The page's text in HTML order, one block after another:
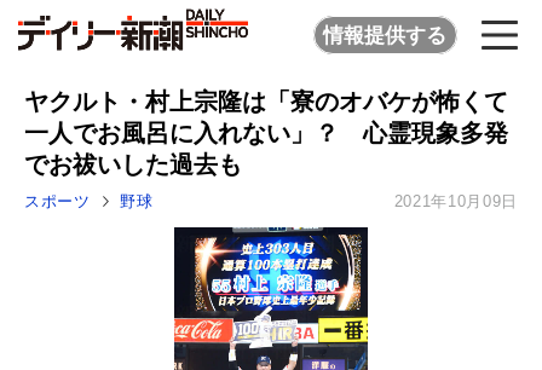
情報提供する
ヤクルト・村上宗隆は「寮のオバケが怖くて
一人でお風呂に入れない」？ 心霊現象多発
でお祓いした過去も
スポーツ 野球 2021年10月09日